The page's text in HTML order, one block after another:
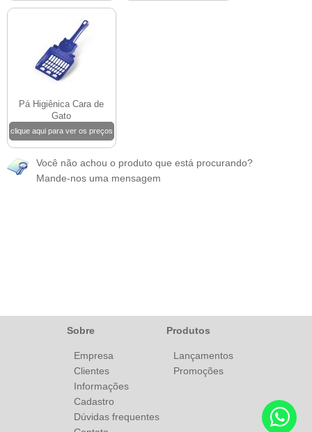
Pá Higiênica Cara de
Gato
clique aqui para ver os preços
Você não achou o produto que está procurando?
Mande-nos uma mensagem
Sobre
Empresa
Clientes
Informações
Cadastro
Dúvidas frequentes
Produtos
Lançamentos
Promoções